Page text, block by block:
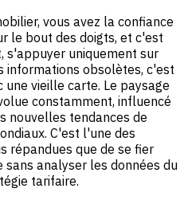
vous avez la confiance
le bout des doigts, et c'est
s'appuyer uniquement sur
informations obsolètes, c'est
vieille carte. Le paysage
constamment, influencé
nouvelles tendances de
C'est l'une des
répandues que de se fier
sans analyser les données du
tarifaire.